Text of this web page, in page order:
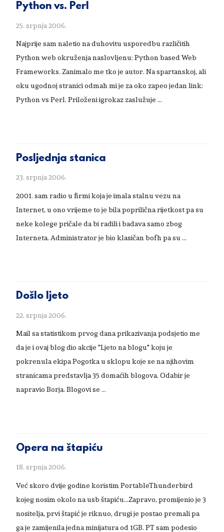
Python vs. Perl
25. srpnja 2006.
Najprije sam naletio na duhovitu usporedbu različitih
Python web okruženja naslovljenu: Python based Web
Frameworks. Zanimalo me tko je autor. Na spartanskoj, ali
oku ugodnoj stranici odmah mi je za oko zapeo jedan link:
Python vs Perl. Priloženi igrokaz zaslužuje …
Posljednja stanica
23. srpnja 2006.
2001. sam radio u firmi koja je imala stalnu vezu na
Internet, u ono vrijeme to je bila poprilična rijetkost pa su
neke kolege pričale da bi radili i badava samo zbog
Interneta. Administrator je bio klasičan bofh pa su …
Došlo ljeto
22. srpnja 2006.
Mail sa statistikom prvog dana prikazivanja podsjetio me
da je i ovaj blog dio akcije "Ljeto na blogu" koju je
pokrenula ekipa Pogotka u sklopu koje se na njihovim
stranicama predstavlja 35 domaćih blogova. Odabir je
napravio Borja. Blogovi se …
Opera na štapiću
18. srpnja 2006.
Već skoro dvije godine koristim PortableThunderbird
kojeg nosim okolo na usb štapiću...Zapravo, promijenio je 3
nositelja, prvi štapić je riknuo, drugi je postao premali pa
ga je zamijenila jedna minijatura od 1GB. PT sam podesio